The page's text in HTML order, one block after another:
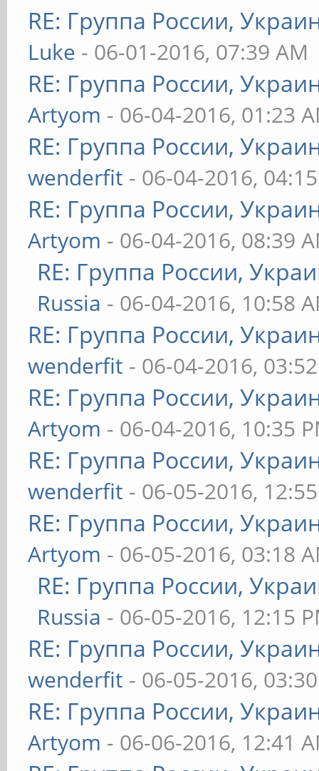
RE: Группа России,
Luke - 06-01-2016, 07:39 AM
RE: Группа России,
Artyom - 06-04-2016, 01:23
RE: Группа России,
wenderfit - 06-04-2016,
RE: Группа России,
Artyom - 06-04-2016, 08:39
RE: Группа России,
Russia - 06-04-2016, 10:58
RE: Группа России,
wenderfit - 06-04-2016,
RE: Группа России,
Artyom - 06-04-2016, 10:35
RE: Группа России,
wenderfit - 06-05-2016,
RE: Группа России,
Artyom - 06-05-2016, 03:18
RE: Группа России,
Russia - 06-05-2016, 12:15
RE: Группа России,
wenderfit - 06-05-2016,
RE: Группа России,
Artyom - 06-06-2016, 12:41